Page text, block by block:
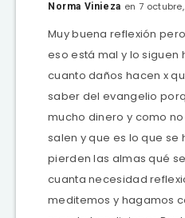
Norma Vinieza en 7
Muy buena reflexión
eso está mal y lo siguen
cuanto daños hacen x
saber del evangelio
mucho dinero y como
salen y que es lo que se
pierden las almas qué
cuanta necesidad
meditemos y hagamos